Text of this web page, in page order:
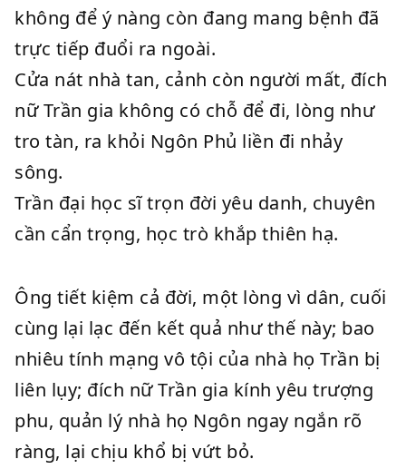
không để ý nàng còn đang mang bệnh đã
trực tiếp đuổi ra ngoài.
Cửa nát nhà tan, cảnh còn người mất, đích
nữ Trần gia không có chỗ để đi, lòng như
tro tàn, ra khỏi Ngôn Phủ liền đi nhảy
sông.
Trần đại học sĩ trọn đời yêu danh, chuyên
cần cẩn trọng, học trò khắp thiên hạ.
Ông tiết kiệm cả đời, một lòng vì dân, cuối
cùng lại lạc đến kết quả như thế này; bao
nhiêu tính mạng vô tội của nhà họ Trần bị
liên lụy; đích nữ Trần gia kính yêu trượng
phu, quản lý nhà họ Ngôn ngay ngắn rõ
ràng, lại chịu khổ bị vứt bỏ.